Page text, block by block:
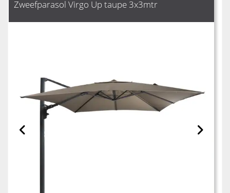
Zweefparasol Virgo Up taupe 3x3mtr